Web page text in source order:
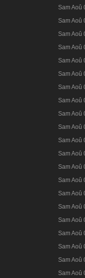
Sam Aoû
Sam Aoû
Sam Aoû
Sam Aoû
Sam Aoû
Sam Aoû
Sam Aoû
Sam Aoû
Sam Aoû
Sam Aoû
Sam Aoû
Sam Aoû
Sam Aoû
Sam Aoû
Sam Aoû
Sam Aoû
Sam Aoû
Sam Aoû
Sam Aoû
Sam Aoû
Sam Aoû